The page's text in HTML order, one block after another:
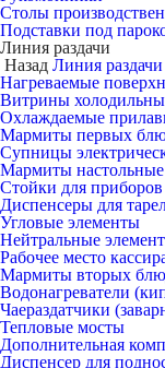
Столы
Подставки под
Линия раздачи
Назад Линия раздачи
Нагреваемые
Витрины
Охлаждаемые
Мармиты первых
Супницы
Мармиты настольные
Стойки для приборов
Диспенсеры для
Угловые элементы
Нейтральные
Рабочее место
Мармиты вторых
Водонагреватели
Чаераздатчики
Тепловые мосты
Дополнительная
Диспенсер для